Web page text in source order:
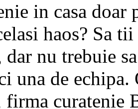
in casa doar
haos? Sa
dar nu trebuie
una de
firma curatenie